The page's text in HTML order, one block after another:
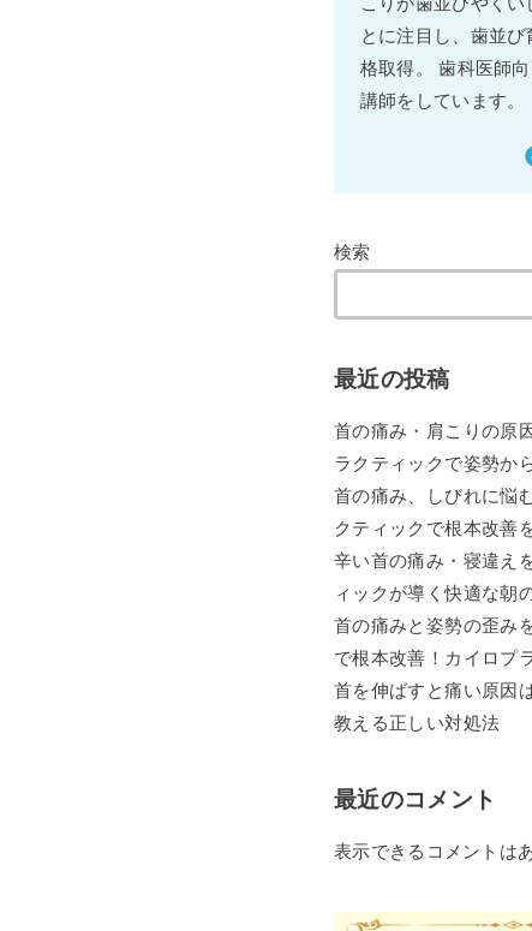
とに注目し、歯並
格取得。 歯科医師
講師をしてい
検索
最近の投稿
首の痛み・肩こりの原
ラクティックで姿勢か
首の痛み、しびれに悩
クティックで根本改善
辛い首の痛み・寝違え
ィックが導く快適な朝
首の痛みと姿勢の歪み
で根本改善！カイロプ
首を伸ばすと痛い原因
教える正しい対処法
最近のコメント
表示できるコメントは